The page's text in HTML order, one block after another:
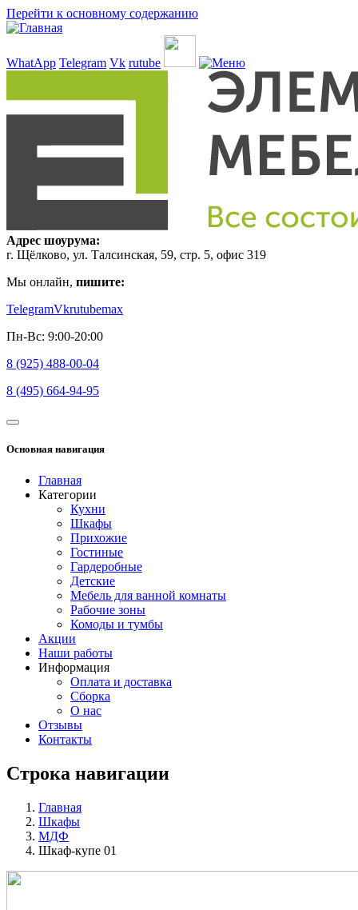
Перейти к основному содержанию
WhatApp Telegram Vk rutube
Адрес шоурума:
г. Щёлково, ул. Талсинская, 59, стр. 5, офис 319
Мы онлайн, пишите:
TelegramVkrutubemax
Пн-Вс: 9:00-20:00
8 (925) 488-00-04
8 (495) 664-94-95
Основная навигация
Главная
Категории
Кухни
Шкафы
Прихожие
Гостиные
Гардеробные
Детские
Мебель для ванной комнаты
Рабочие зоны
Комоды и тумбы
Акции
Наши работы
Информация
Оплата и доставка
Сборка
О нас
Отзывы
Контакты
Строка навигации
Главная
Шкафы
МДФ
Шкаф-купе 01